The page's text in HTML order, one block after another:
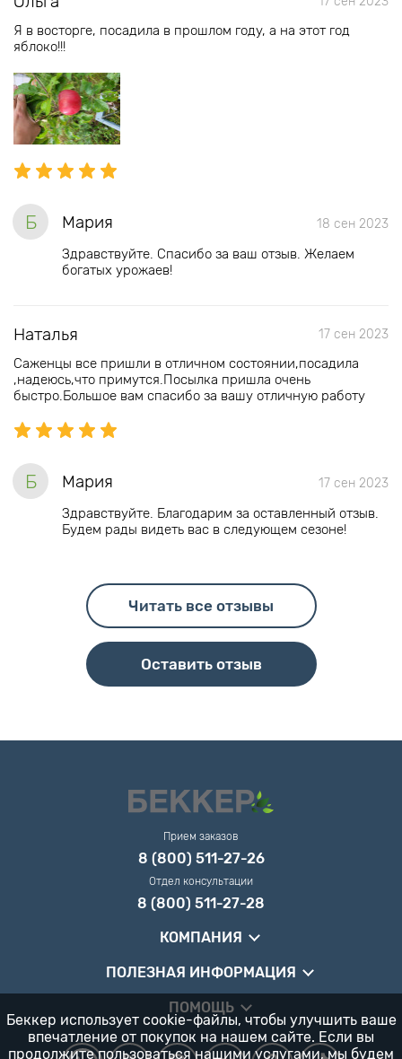
Я в восторге, посадила в прошлом году, а на этот год
яблоко!!!
Б Мария 18 сен 2023
Здравствуйте. Спасибо за ваш отзыв. Желаем
богатых урожаев!
Наталья 17 сен 2023
Саженцы все пришли в отличном состоянии,посадила
,надеюсь,что примутся.Посылка пришла очень
быстро.Большое вам спасибо за вашу отличную работу
Б Мария 17 сен 2023
Здравствуйте. Благодарим за оставленный отзыв.
Будем рады видеть вас в следующем сезоне!
Читать все отзывы
Оставить отзыв
Прием заказов
8 (800) 511-27-26
Отдел консультации
8 (800) 511-27-28
КОМПАНИЯ
ПОЛЕЗНАЯ ИНФОРМАЦИЯ
ПОМОЩЬ
Беккер использует cookie-файлы, чтобы улучшить ваше
впечатление от покупок на нашем сайте. Если вы
продолжите пользоваться нашими услугами, мы будем